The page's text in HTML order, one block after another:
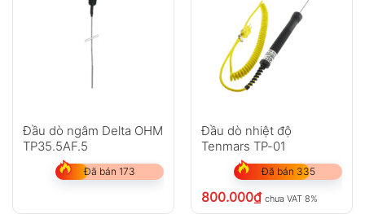
Đầu dò ngâm Delta OHM
TP35.5AF.5
Đã bán 173
Đầu dò nhiệt độ
Tenmars TP-01
Đã bán 335
800.000₫ chưa VAT 8%